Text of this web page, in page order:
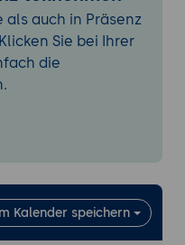
etc...,
Symbolik,
Mentimeter,
auch in Präsenz
Sie bei Ihrer
die
Kalender speichern